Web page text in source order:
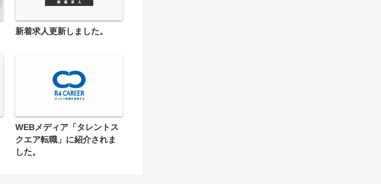
新着求人更新しました。
WEBメディア「タレントス
クエア転職」に紹介されま
した。